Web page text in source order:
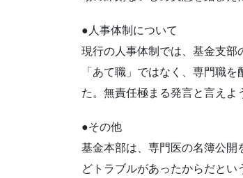
●人事体制について
現行の人事体制では、基金支部
「あて職」ではなく、専門職
た。無責任極まる発言と言えよ
●その他
基金本部は、専門医の名簿公開
どトラブルがあったからだと